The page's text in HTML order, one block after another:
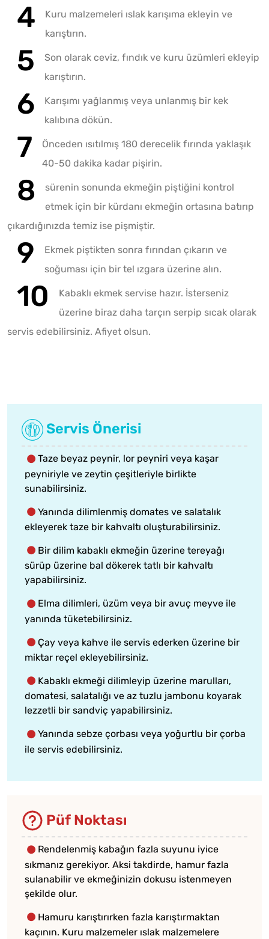
Kuru malzemeleri ıslak karışıma ekleyin ve
karıştırın.
Son olarak ceviz, fındık ve kuru üzümleri ekleyip
karıştırın.
Karışımı yağlanmış veya unlanmış bir kek
kalıbına dökün.
Önceden ısıtılmış 180 derecelik fırında yaklaşık
40-50 dakika kadar pişirin.
sürenin sonunda ekmeğin piştiğini kontrol
etmek için bir kürdanı ekmeğin ortasına batırıp
çıkardığınızda temiz ise pişmiştir.
Ekmek piştikten sonra fırından çıkarın ve
soğuması için bir tel ızgara üzerine alın.
Kabaklı ekmek servise hazır. İsterseniz
üzerine biraz daha tarçın serpip sıcak olarak
servis edebilirsiniz. Afiyet olsun.
Servis Önerisi
Taze beyaz peynir, lor peyniri veya kaşar
peyniriyle ve zeytin çeşitleriyle birlikte
sunabilirsiniz.
Yanında dilimlenmiş domates ve salatalık
ekleyerek taze bir kahvaltı oluşturabilirsiniz.
Bir dilim kabaklı ekmeğin üzerine tereyağı
sürüp üzerine bal dökerek tatlı bir kahvaltı
yapabilirsiniz.
Elma dilimleri, üzüm veya bir avuç meyve ile
yanında tüketebilirsiniz.
Çay veya kahve ile servis ederken üzerine bir
miktar reçel ekleyebilirsiniz.
Kabaklı ekmeği dilimleyip üzerine marulları,
domatesi, salatalığı ve az tuzlu jambonu koyarak
lezzetli bir sandviç yapabilirsiniz.
Yanında sebze çorbası veya yoğurtlu bir çorba
ile servis edebilirsiniz.
Püf Noktası
Rendelenmiş kabağın fazla suyunu iyice
sıkmanız gerekiyor. Aksi takdirde, hamur fazla
sulanabilir ve ekmeğinizin dokusu istenmeyen
şekilde olur.
Hamuru karıştırırken fazla karıştırmaktan
kaçının. Kuru malzemeler ıslak malzemelere